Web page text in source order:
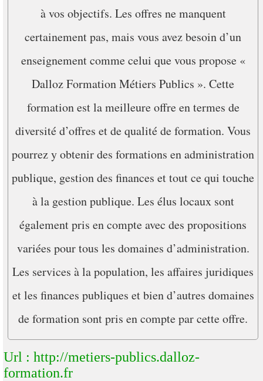
à vos objectifs. Les offres ne manquent
certainement pas, mais vous avez besoin d’un
enseignement comme celui que vous propose «
Dalloz Formation Métiers Publics ». Cette
formation est la meilleure offre en termes de
diversité d’offres et de qualité de formation. Vous
pourrez y obtenir des formations en administration
publique, gestion des finances et tout ce qui touche
à la gestion publique. Les élus locaux sont
également pris en compte avec des propositions
variées pour tous les domaines d’administration.
Les services à la population, les affaires juridiques
et les finances publiques et bien d’autres domaines
de formation sont pris en compte par cette offre.
Url : http://metiers-publics.dalloz-
formation.fr